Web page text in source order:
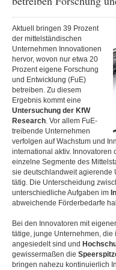
Aktuell bringen 39 Prozent
der mittelständischen
Unternehmen Innovationen
hervor, wovon nur etwa 20
Prozent eigene Forschung
und Entwicklung (FuE)
betreiben. Zu diesem
Ergebnis kommt eine
Untersuchung der KfW
Research. Vor allem FuE-
treibende Unternehmen
verfolgen auf Wachstum und
international aktiv. Innovatoren
einzelne Segmente des
sie deutschland­weit agierende
tätig. Die Unterscheidung
unterschiedliche Aufgaben im
abweichende Förderbedarfe
Bei den Innovatoren mit
tätige, junge Unternehmen,
angesiedelt sind und
gewissermaßen die
bringen nahezu kontinuierlich